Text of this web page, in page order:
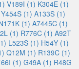
V189I (1) K304E (1)
Y454S (1) A133S (1)
(1) A7445C (1)
(1) R776C (1) A92T
L523S (1) H54Y (1)
Q12M (1) R139C (1)
(1) G49A (1) R48G